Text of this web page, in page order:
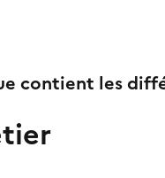
contient les